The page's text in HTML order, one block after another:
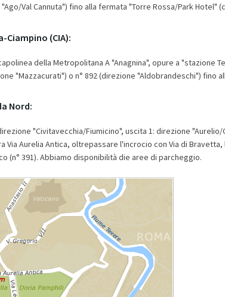
Val Cannuta") fino alla fermata "Torre Rossa/Park Hotel"
Ciampino (CIA):
della Metropolitana A "Anagnina", opure a
"Mazzacurati") o n° 892 (direzione "Aldobrandeschi") fino
Nord:
"Civitavecchia/Fiumicino", uscita 1: direzione
Via Aurelia Antica, oltrepassare l'incrocio con Via di
(n° 391). Abbiamo disponibilità die aree di parcheggio.